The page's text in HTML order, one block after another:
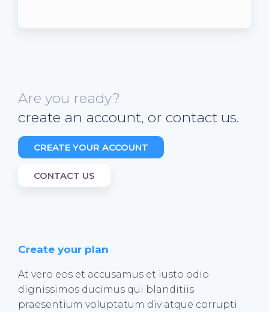
Are you ready?
create an account, or contact us.
CREATE YOUR ACCOUNT
CONTACT US
Create your plan
At vero eos et accusamus et iusto odio
dignissimos ducimus qui blanditiis
praesentium voluptatum div atque corrupti